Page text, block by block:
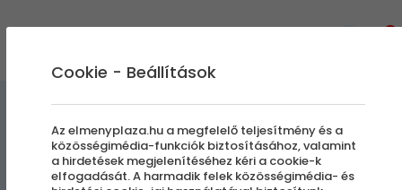
Csoportos Sárkányhajózás
Cookie - Beállítások
Az elmenyplaza.hu a megfelelő teljesítmény és a
közösségimédia-funkciók biztosításához, valamint
a hirdetések megjelenítéséhez kéri a cookie-k
elfogadását. A harmadik felek közösségimédia- és